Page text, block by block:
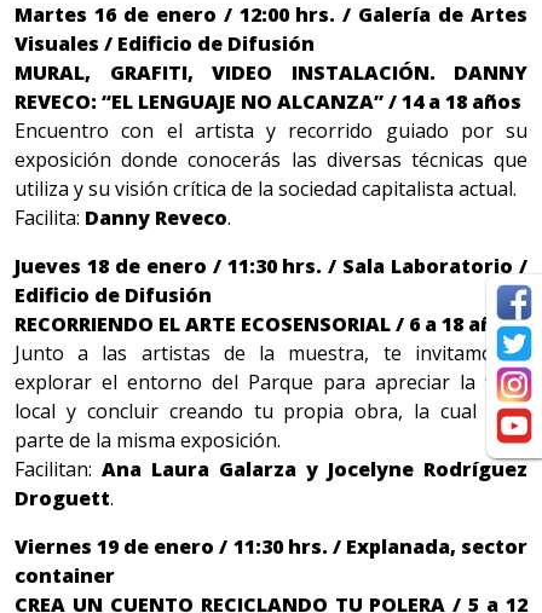
Martes 16 de enero / 12:00 hrs. / Galería de Artes
Visuales / Edificio de Difusión
MURAL, GRAFITI, VIDEO INSTALACIÓN. DANNY
REVECO: “EL LENGUAJE NO ALCANZA” / 14 a 18 años
Encuentro con el artista y recorrido guiado por su
exposición donde conocerás las diversas técnicas que
utiliza y su visión crítica de la sociedad capitalista actual.
Facilita: Danny Reveco.
Jueves 18 de enero / 11:30 hrs. / Sala Laboratorio /
Edificio de Difusión
RECORRIENDO EL ARTE ECOSENSORIAL / 6 a 18 años
Junto a las artistas de la muestra, te invitamos a
explorar el entorno del Parque para apreciar la flora
local y concluir creando tu propia obra, la cual será
parte de la misma exposición.
Facilitan: Ana Laura Galarza y Jocelyne Rodríguez
Droguett.
Viernes 19 de enero / 11:30 hrs. / Explanada, sector
container
CREA UN CUENTO RECICLANDO TU POLERA / 5 a 12